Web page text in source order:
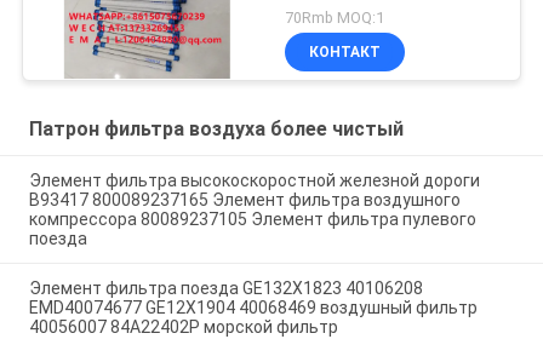
marine filter element
export quality filter
70Rmb MOQ:1
КОНТАКТ
Патрон фильтра воздуха более чистый
Элемент фильтра высокоскоростной железной дороги
B93417 800089237165 Элемент фильтра воздушного
компрессора 80089237105 Элемент фильтра пулевого
поезда
Элемент фильтра поезда GE132X1823 40106208
EMD40074677 GE12X1904 40068469 воздушный фильтр
40056007 84A22402P морской фильтр